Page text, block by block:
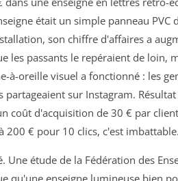
était un simple panneau PVC
son chiffre d'affaires a
les passants le repéraient de loin,
à-oreille visuel a fonctionné : les
partageaient sur Instagram.
coût d'acquisition de 30 € par
200 € pour 10 clics, c'est
Une étude de la Fédération des